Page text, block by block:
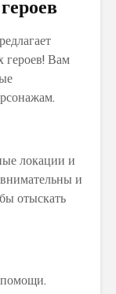
героев! Вам
локации и
и
отыскать
помощи.